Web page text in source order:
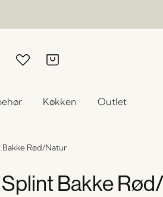
Køkken Outlet
Bakke Rød/Natur
Splint Bakke